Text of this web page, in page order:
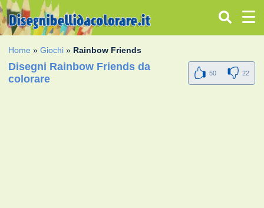
Home »Giochi » Rainbow Friends
Disegni Rainbow Friends da
colorare
50 22